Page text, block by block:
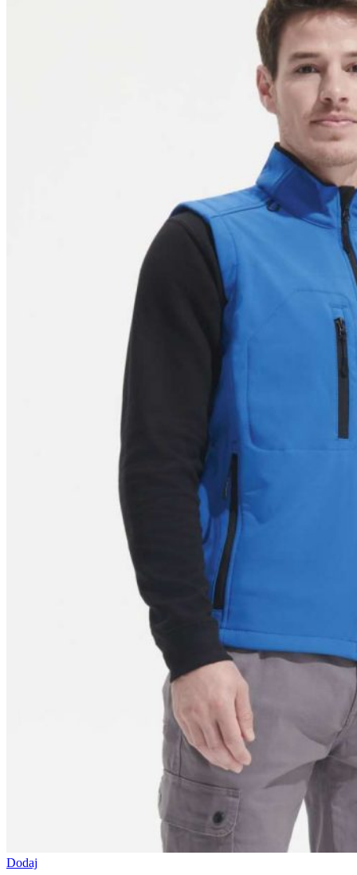
Dodaj